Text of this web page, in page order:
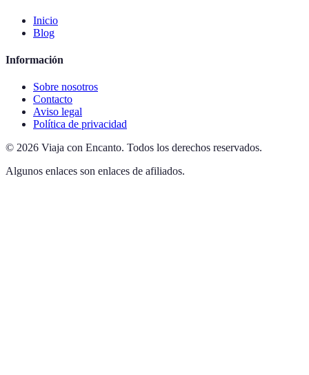
Inicio
Blog
Información
Sobre nosotros
Contacto
Aviso legal
Política de privacidad
© 2026 Viaja con Encanto. Todos los derechos reservados.
Algunos enlaces son enlaces de afiliados.